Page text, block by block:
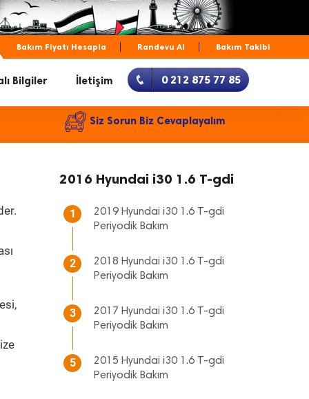
Bakım Fiyatı Hesapla Randevu Al Bakım Takibi
Bilgiler İletişim 0 212 875 77 85
Siz Sorun Biz Cevaplayalım
2016 Hyundai i30 1.6 T-gdi
1
2019 Hyundai i30 1.6 T-gdi
Periyodik Bakım
2
2018 Hyundai i30 1.6 T-gdi
Periyodik Bakım
3
2017 Hyundai i30 1.6 T-gdi
Periyodik Bakım
5
2015 Hyundai i30 1.6 T-gdi
Periyodik Bakım